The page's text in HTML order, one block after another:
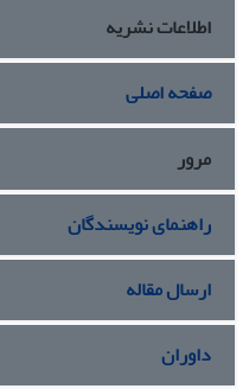
اطلاعات نشریه
صفحه اصلی
مرور
راهنمای نویسندگان
ارسال مقاله
داوران